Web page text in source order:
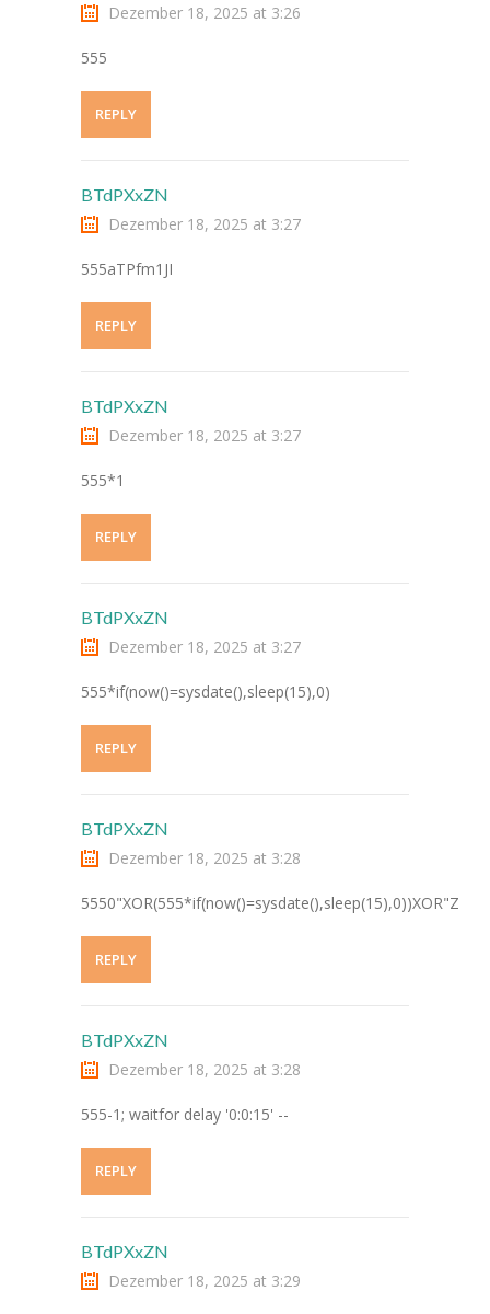
-- Aktionen
---- Sportlich
---- Musikalisch
---- Dies und Das
---- Circus Tausendtraum
-- Schulfeste
OGS & Betreuung
-- OGS
-- Betreuung
---- Betreuung bis 14:00 Uhr
-- Elternbriefe/Schulinfo
-- Förderverein
-- Schultextilien
-- Übergänge/Schulanmeldung
---- Kita/Grundschule
---- Weiterführende Schule
-- IServ Login
-- Datenschutz
-- Schulferien
Kontakt
Dezember 18, 2025 at 3:26
555
REPLY
BTdPXxZN
Dezember 18, 2025 at 3:27
555aTPfm1JI
REPLY
BTdPXxZN
Dezember 18, 2025 at 3:27
555*1
REPLY
BTdPXxZN
Dezember 18, 2025 at 3:27
555*if(now()=sysdate(),sleep(15),0)
REPLY
BTdPXxZN
Dezember 18, 2025 at 3:28
5550"XOR(555*if(now()=sysdate(),sleep(15),0))XOR"Z
REPLY
BTdPXxZN
Dezember 18, 2025 at 3:28
555-1; waitfor delay '0:0:15' --
REPLY
BTdPXxZN
Dezember 18, 2025 at 3:29